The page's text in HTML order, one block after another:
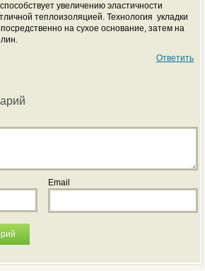
увеличению эластичности
теплоизоляцией. Технология укладки
на сухое основание, затем на
Ответить
Email